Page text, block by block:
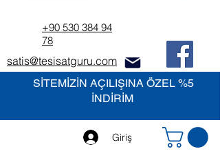
SİTEMİZİN AÇILIŞINA ÖZEL %5
İNDİRİM
+90 530 384 94
78
satis@tesisatguru.com
Giriş